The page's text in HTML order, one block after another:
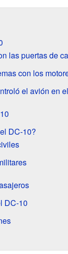
las puertas de
con los
el avión en
DC-10?
DC-10